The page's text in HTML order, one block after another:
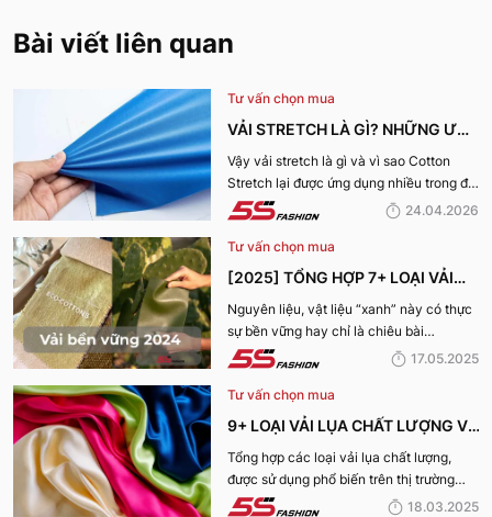
Bài viết liên quan
Tư vấn chọn mua
VẢI STRETCH LÀ GÌ? NHỮNG ƯU
ĐIỂM VÀ ỨNG DỤNG CỦA VẢI
COTTON STRETCH
Vậy vải stretch là gì và vì sao Cotton
Stretch lại được ứng dụng nhiều trong đời
sống? Hãy cùng 5S Fashion tìm hiểu chi
24.04.2026
Tư vấn chọn mua
[2025] TỔNG HỢP 7+ LOẠI VẢI
BỀN VỮNG, THÂN THIỆN VỚI MÔI
TRƯỜNG
Nguyên liệu, vật liệu “xanh” này có thực
sự bền vững hay chỉ là chiêu bài
marketing? Cùng 5S Fashion khám phá
năm 2025 giúp bạn nhìn rõ sự thật phía
sau những chiếc bộ trang phục vừa đẹp
17.05.2025
Tư vấn chọn mua
9+ LOẠI VẢI LỤA CHẤT LƯỢNG VÀ
TỐT NHẤT HIỆN NAY
Tổng hợp các loại vải lụa chất lượng,
được sử dụng phổ biến trên thị trường
hiện nay sẽ được 5S Fashion cung cấp
18.03.2025